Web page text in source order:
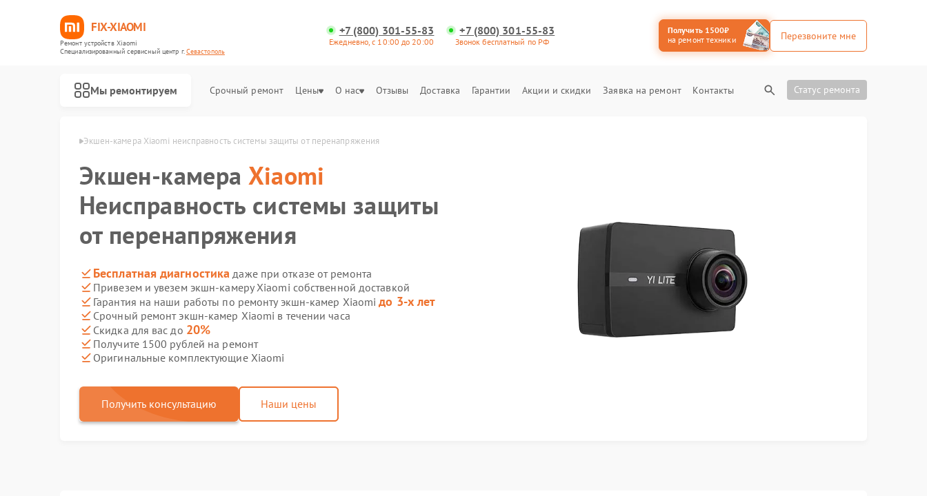
FIX-XIAOMI
Ремонт устройств Xiaomi
Специализированный cервисный центр г.Севастополь
+7 (800) 301-55-83
Ежедневно, с 10:00 до 20:00
+7 (800) 301-55-83
Звонок бесплатный по РФ
Получить 1500₽
на ремонт техники
Перезвоните мне
Мы ремонтируем Срочный ремонт Цены О нас Отзывы Доставка Гарантии Акции и скидки Заявка на ремонт Контакты Статус ремонта
Экшен-камера Xiaomi неисправность системы защиты от перенапряжения
Экшен-камера Xiaomi
Неисправность системы защиты
от перенапряжения
Бесплатная диагностика даже при отказе от ремонта
Привезем и увезем экшн-камеру Xiaomi собственной доставкой
Гарантия на наши работы по ремонту экшн-камер Xiaomiдо 3-х лет
Срочный ремонт экшн-камер Xiaomi в течении часа
Скидка для вас до 20%
Получите 1500 рублей на ремонт
Оригинальные комплектующие Xiaomi
Получить консультацию Наши цены